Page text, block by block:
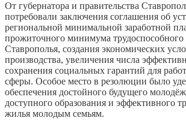
От губернатора и правительства
потребовали заключения соглашения об
региональной минимальной заработной
прожиточного минимума трудоспособного
Ставрополья, создания экономических
производства, увеличения числа
сохранения социальных гарантий для
сферы. Особое место в резолюции было
обеспечения достойного будущего
доступного образования и эффективного
жилья молодым семьям.